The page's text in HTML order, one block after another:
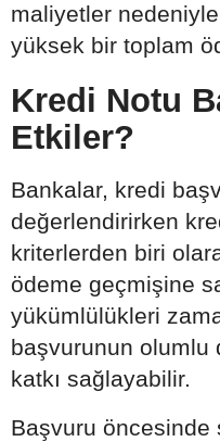
maliyetler
yüksek bir toplam
Kredi Notu
Etkiler?
Bankalar, kredi
değerlendirirken
kriterlerden biri
ödeme geçmişine
yükümlülükleri
başvurunun olumlu
katkı sağlayabilir.
Başvuru öncesinde